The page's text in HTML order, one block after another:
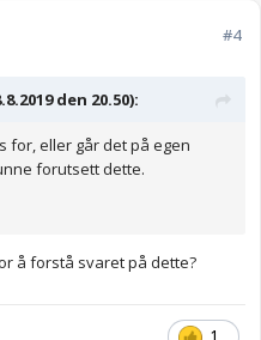
#4
den 20.50):
for, eller går det på egen
forutsett dette.
å forstå svaret på dette?